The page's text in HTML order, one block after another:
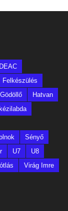
DEAC
Felkészülés
Gödöllő
Hatvan
kézilabda
Sényő
U7
U8
Virág Imre